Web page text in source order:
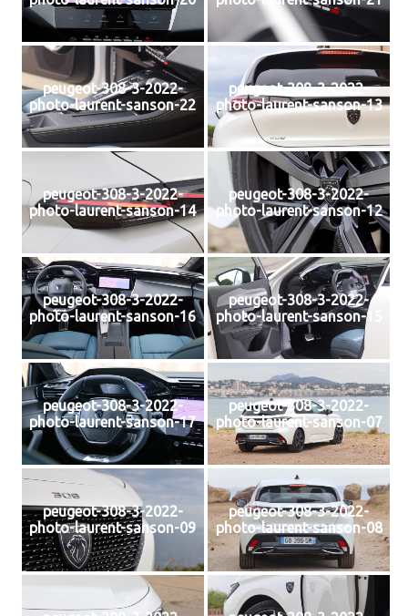
peugeot-308-3-2022-
photo-laurent-sanson-22
peugeot-308-3-2022-
photo-laurent-sanson-13
peugeot-308-3-2022-
photo-laurent-sanson-14
peugeot-308-3-2022-
photo-laurent-sanson-12
peugeot-308-3-2022-
photo-laurent-sanson-16
peugeot-308-3-2022-
photo-laurent-sanson-15
peugeot-308-3-2022-
photo-laurent-sanson-17
peugeot-308-3-2022-
photo-laurent-sanson-07
peugeot-308-3-2022-
photo-laurent-sanson-09
peugeot-308-3-2022-
photo-laurent-sanson-08